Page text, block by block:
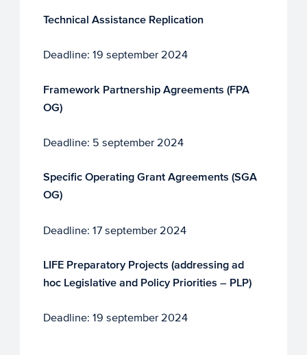
Technical Assistance Replication
Deadline: 19 september 2024
FrameworkPartnership Agreements (FPA
OG)
Deadline: 5 september 2024
Specific Operating Grant Agreements (SGA
OG)
Deadline: 17 september 2024
LIFE Preparatory Projects (addressing ad
hoc Legislative and Policy Priorities – PLP)
Deadline: 19 september 2024